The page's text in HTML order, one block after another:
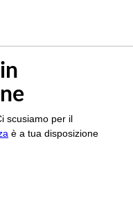
scusiamo per il
è a tua disposizione